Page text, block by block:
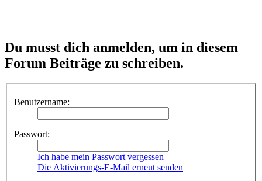
Du musst dich anmelden, um in diesem
Forum Beiträge zu schreiben.
Benutzername:
Passwort:
Ich habe mein Passwort vergessen
Die Aktivierungs-E-Mail erneut senden